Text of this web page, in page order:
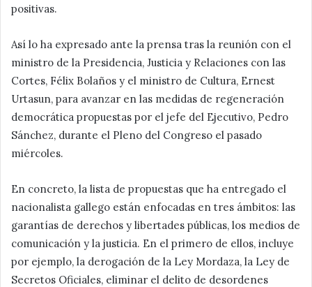
positivas.
Así lo ha expresado ante la prensa tras la reunión con el
ministro de la Presidencia, Justicia y Relaciones con las
Cortes, Félix Bolaños y el ministro de Cultura, Ernest
Urtasun, para avanzar en las medidas de regeneración
democrática propuestas por el jefe del Ejecutivo, Pedro
Sánchez, durante el Pleno del Congreso el pasado
miércoles.
En concreto, la lista de propuestas que ha entregado el
nacionalista gallego están enfocadas en tres ámbitos: las
garantías de derechos y libertades públicas, los medios de
comunicación y la justicia. En el primero de ellos, incluye
por ejemplo, la derogación de la Ley Mordaza, la Ley de
Secretos Oficiales, eliminar el delito de desordenes